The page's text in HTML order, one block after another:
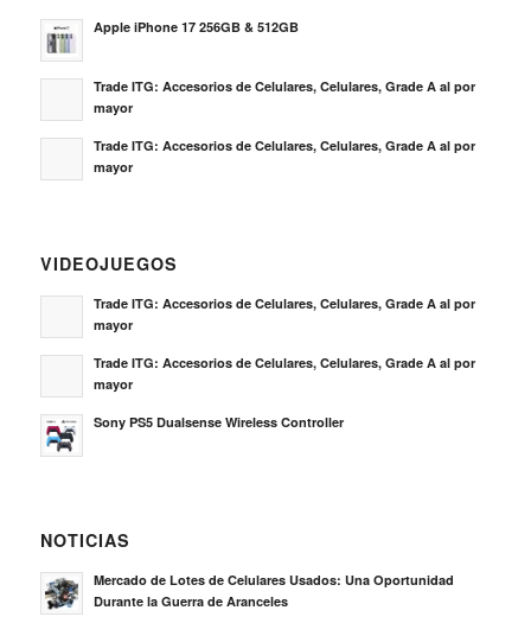
Apple iPhone 17 256GB & 512GB
Trade ITG: Accesorios de Celulares, Celulares, Grade A al por
mayor
Trade ITG: Accesorios de Celulares, Celulares, Grade A al por
mayor
VIDEOJUEGOS
Trade ITG: Accesorios de Celulares, Celulares, Grade A al por
mayor
Trade ITG: Accesorios de Celulares, Celulares, Grade A al por
mayor
Sony PS5 Dualsense Wireless Controller
NOTICIAS
Mercado de Lotes de Celulares Usados: Una Oportunidad
Durante la Guerra de Aranceles